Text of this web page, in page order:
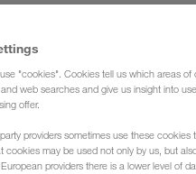
votre
langue
"cookies". Cookies tell us which areas
web searches and give us insight into
offer.
providers sometimes use these
cookies may be used not only by us, but
providers there is a lower level of